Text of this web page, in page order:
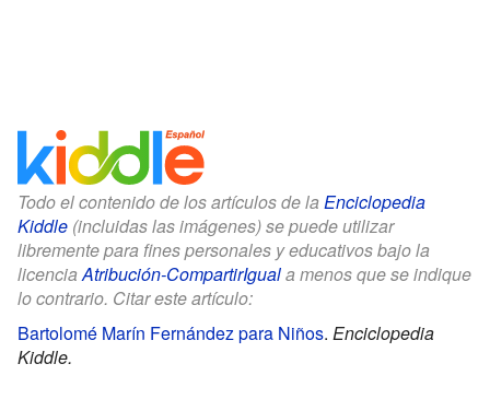
Todo el contenido de los artículos de la Enciclopedia
Kiddle (incluidas las imágenes) se puede utilizar
libremente para fines personales y educativos bajo la
licenciaAtribución-CompartirIguala menos que se indique
lo contrario. Citar este artículo:
Bartolomé Marín Fernández para Niños. Enciclopedia
Kiddle.